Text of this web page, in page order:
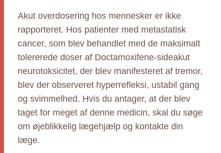
Akut overdosering hos mennesker er ikke
rapporteret. Hos patienter med metastatisk
cancer, som blev behandlet med de maksimalt
tolererede doser af Doctamoxifene-sideakut
neurotoksicitet, der blev manifesteret af tremor,
blev der observeret hyperrefleksi, ustabil gang
og svimmelhed. Hvis du antager, at der blev
taget for meget af denne medicin, skal du søge
om øjeblikkelig lægehjælp og kontakte din
læge.